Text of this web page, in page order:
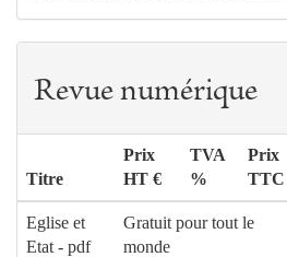
Revue numérique
Titre
Prix
HT €
TVA
%
Prix
TTC
Eglise et
Etat - pdf
Gratuit pour tout le
monde